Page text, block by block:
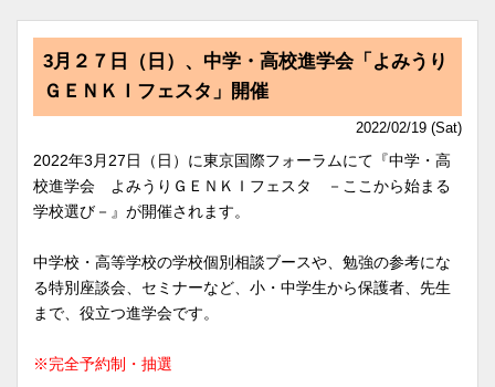
3月２７日（日）、中学・高校進学会「よみうり
ＧＥＮＫＩフェスタ」開催
2022/02/19 (Sat)
2022年3月27日（日）に東京国際フォーラムにて『中学・高
校進学会 よみうりＧＥＮＫＩフェスタ －ここから始まる
学校選び－』が開催されます。
中学校・高等学校の学校個別相談ブースや、勉強の参考にな
る特別座談会、セミナーなど、小・中学生から保護者、先生
まで、役立つ進学会です。
※完全予約制・抽選